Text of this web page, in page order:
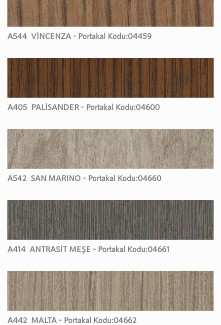
A544 VİNCENZA - Portakal Kodu:04459
A405 PALİSANDER - Portakal Kodu:04600
A542 SAN MARINO - Portakal Kodu:04660
A414 ANTRASİT MEŞE - Portakal Kodu:04661
A442 MALTA - Portakal Kodu:04662